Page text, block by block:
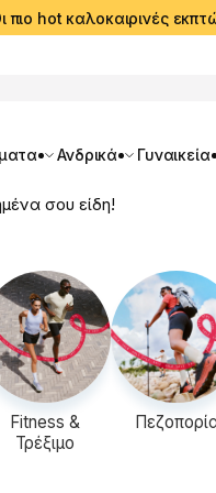
πιο hot καλοκαιρινές
Ανδρικά Γυναικεία
σου είδη!
Fitness &
Τρέξιμο